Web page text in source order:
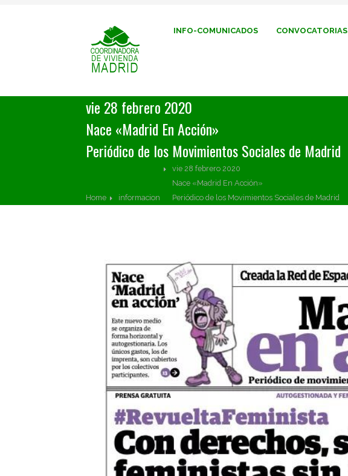
INFO-COMUNICADOS CONVOCATORIAS
vie 28 febrero 2020
Nace «Madrid En Acción»
Periódico de los Movimientos Sociales de Madrid
Home informacion
vie 28 febrero 2020
Nace «Madrid En Acción»
Periódico de los Movimientos Sociales de Madrid